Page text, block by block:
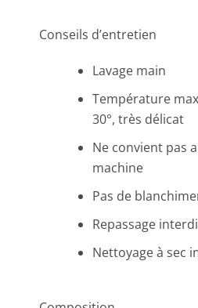
Conseils d’entretien
Lavage main
Température
30°, très délicat
Ne convient pas
machine
Pas de
Repassage
Nettoyage à sec